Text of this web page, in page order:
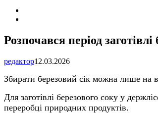
Розпочався період
редактор12.03.2026
Збирати березовий сік можна лише на
Для заготівлі березового соку у
переробці природних продуктів.